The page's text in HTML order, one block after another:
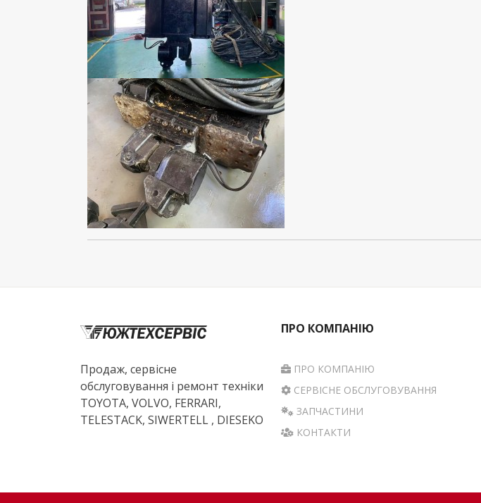
Продаж, сервісне
обслуговування і ремонт техніки
TOYOTA, VOLVO, FERRARI,
TELESTACK, SIWERTELL , DIESEKO
ПРО КОМПАНІЮ
ПРО КОМПАНІЮ
СЕРВІСНЕ ОБСЛУГОВУВАННЯ
ЗАПЧАСТИНИ
КОНТАКТИ